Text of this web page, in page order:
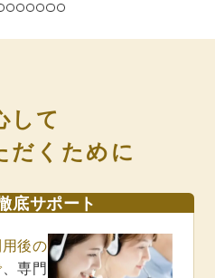
して
だくために
底サポート
後の
、専門